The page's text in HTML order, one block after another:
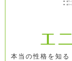
エ
本当の性格を知